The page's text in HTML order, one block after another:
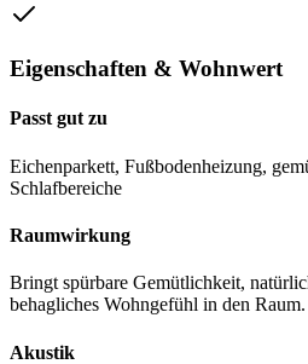
Eigenschaften & Wohnwert
Passt gut zu
Eichenparkett, Fußbodenheizung,
Schlafbereiche
Raumwirkung
Bringt spürbare Gemütlichkeit,
behagliches Wohngefühl in den Raum.
Akustik